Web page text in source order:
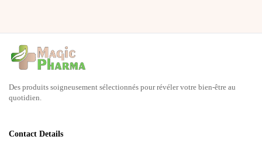
Des produits soigneusement sélectionnés pour révéler votre bien-être au
quotidien.
Contact Details